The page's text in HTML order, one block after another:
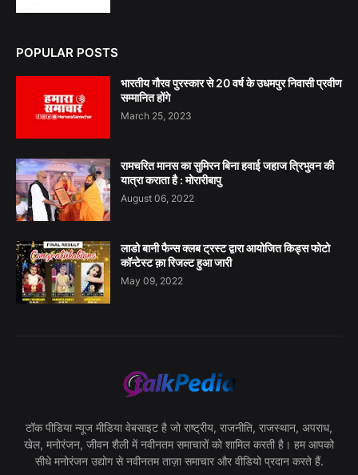
POPULAR POSTS
भारतीय गौरव पुरस्कार से 20 वर्ष के उधमपुर निवासी प्रवीण
सम्मानित होंगे
March 25, 2023
रामचरित मानस का सुमिरन बिना हवाई जहाज त्रिभुवन की
यात्रा कराता है : मोरारीबापु
August 06, 2022
लाडो बानी फैन्स क्लब ट्रस्ट द्वारा आयोजित किड्स फोटो
कॉन्टेस्ट क़ा रिजल्ट हुआ जारी
May 09, 2022
टॉक पीडिया न्यूज मीडिया वेबसाइट है जो राष्ट्रीय, राजनीति, राजस्थान, अपराध,
खेल, मनोरंजन, जीवन शैली में नवीनतम समाचारों को शामिल करती है। हम आपको
सीधे मनोरंजन उद्योग से नवीनतम ताज़ा समाचार और वीडियो प्रदान करते हैं.